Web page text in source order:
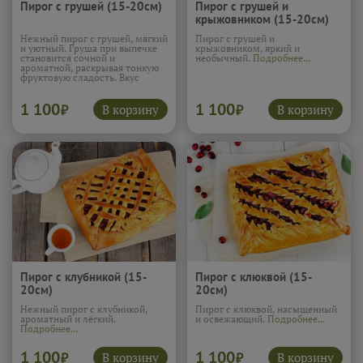
Пирог с грушей (15-20см)
Нежный пирог с грушей, мягкий
и уютный. Груша при выпечке
становится сочной и
ароматной, раскрывая тонкую
фруктовую сладость. Вкус
получается нежным и
спокойным, очень тёплым и
домашним. Этот пирог словно
создан для тихого чаепития и
1 100₽ В корзину
Пирог с грушей и
крыжовником (15-20см)
Пирог с грушей и
крыжовником, яркий и
необычный. Подробнее...
1 100₽ В корзину
Пирог с клубникой (15-
20см)
Нежный пирог с клубникой,
ароматный и лёгкий.
Подробнее...
1 100₽ В корзину
Пирог с клюквой (15-
20см)
Пирог с клюквой, насыщенный
и освежающий. Подробнее...
1 100₽ В корзину